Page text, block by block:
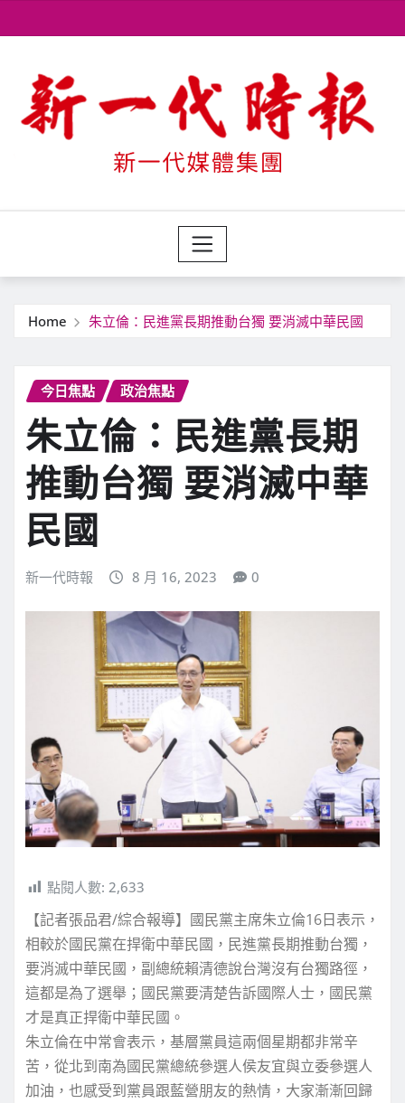
to
Home 朱立倫：民進黨長期推動台獨 要消滅中華民國
今日焦點 政治焦點
朱立倫：民進黨長期
推動台獨 要消滅中華
民國
新一代時報 8 月 16, 2023 0
點閱人數: 2,633
【記者張品君/綜合報導】國民黨主席朱立倫16日表示，
相較於國民黨在捍衛中華民國，民進黨長期推動台獨，
要消滅中華民國，副總統賴清德說台灣沒有台獨路徑，
這都是為了選舉；國民黨要清楚告訴國際人士，國民黨
才是真正捍衛中華民國。
朱立倫在中常會表示，基層黨員這兩個星期都非常辛
苦，從北到南為國民黨總統參選人侯友宜與立委參選人
加油，也感受到黨員跟藍營朋友的熱情，大家漸漸回歸